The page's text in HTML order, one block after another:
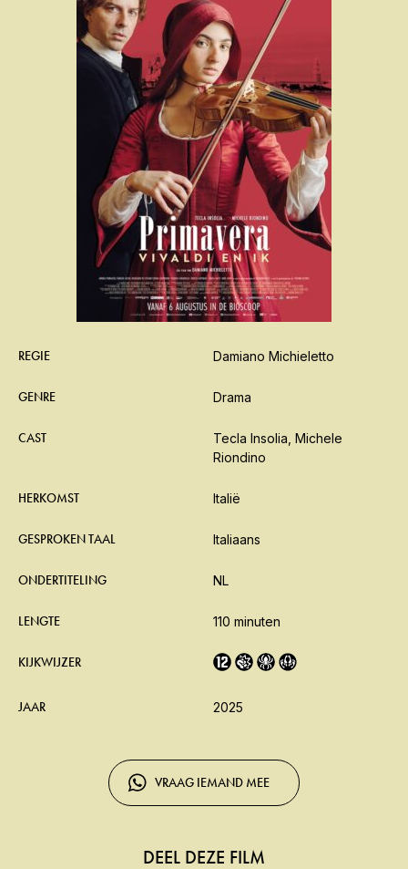
REGIE Damiano Michieletto
GENRE Drama
CAST
Tecla Insolia, Michele
Riondino
HERKOMST Italië
GESPROKEN TAAL Italiaans
ONDERTITELING NL
LENGTE 110 minuten
KIJKWIJZER
JAAR 2025
VRAAG IEMAND MEE
DEEL DEZE FILM